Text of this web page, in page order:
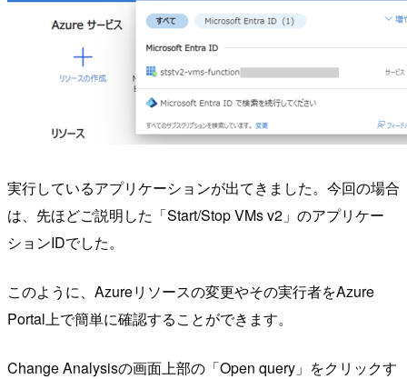
実行しているアプリケーションが出てきました。今回の場合
は、先ほどご説明した「Start/Stop VMs v2」のアプリケー
ションIDでした。
このように、Azureリソースの変更やその実行者をAzure
Portal上で簡単に確認することができます。
Change Analysisの画面上部の「Open query」をクリックす